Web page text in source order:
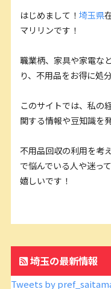
はじめまして！ 埼玉県
マリリンです！
職業柄、家具や家電な
り、不用品をお得に処
このサイトでは、私の
関する情報や豆知識を
不用品回収の利用を考
で悩んでいる人や迷っ
嬉しいです！
埼玉の最新情報
Tweets by